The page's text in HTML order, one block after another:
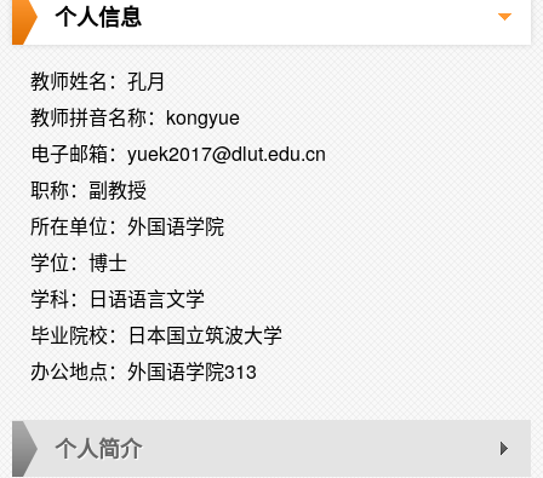
个人信息
教师姓名：孔月
教师拼音名称：kongyue
电子邮箱： yuek2017@dlut.edu.cn
职称：副教授
所在单位：外国语学院
学位：博士
学科：日语语言文学
毕业院校：日本国立筑波大学
办公地点：外国语学院313
个人简介